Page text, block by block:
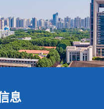
息